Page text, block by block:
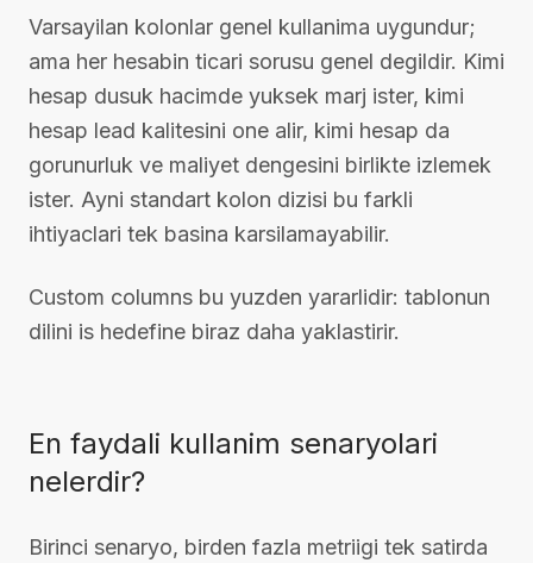
Varsayilan kolonlar genel kullanima uygundur;
ama her hesabin ticari sorusu genel degildir. Kimi
hesap dusuk hacimde yuksek marj ister, kimi
hesap lead kalitesini one alir, kimi hesap da
gorunurluk ve maliyet dengesini birlikte izlemek
ister. Ayni standart kolon dizisi bu farkli
ihtiyaclari tek basina karsilamayabilir.
Custom columns bu yuzden yararlidir: tablonun
dilini is hedefine biraz daha yaklastirir.
En faydali kullanim senaryolari
nelerdir?
Birinci senaryo, birden fazla metriigi tek satirda